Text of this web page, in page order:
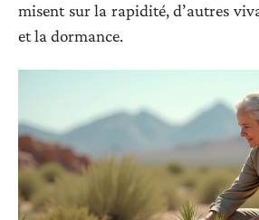
misent sur la rapidité, d’autres
et la dormance.